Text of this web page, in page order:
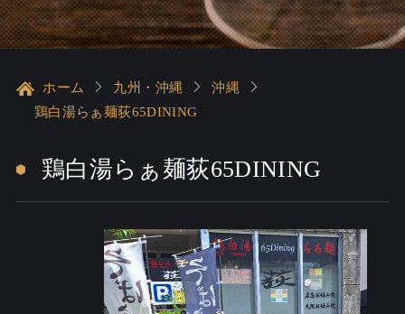
ホーム 九州・沖縄
沖縄
鶏白湯らぁ麺荻65DINING
鶏白湯らぁ麺荻65DINING